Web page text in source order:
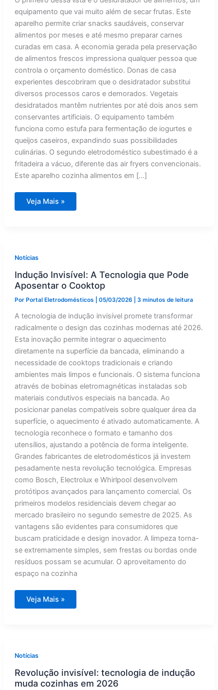
equipamento que vai muito além de secar frutas. Este
aparelho permite criar snacks saudáveis, conservar
alimentos por meses e até mesmo preparar carnes
curadas em casa. A economia gerada pela preservação
de alimentos frescos impressiona qualquer pessoa que
controla o orçamento doméstico. Donas de casa
experientes descobriram que o desidratador substitui
diversos processos caros e demorados. Vegetais
desidratados mantêm nutrientes por até dois anos sem
conservantes artificiais. O equipamento também
funciona como estufa para fermentação de iogurtes e
queijos caseiros, expandindo suas possibilidades
culinárias. O segundo eletrodoméstico subestimado é a
fritadeira a vácuo, diferente das air fryers convencionais.
Este aparelho cozinha alimentos em […]
3
Aparelhos
Exigentes
Veja Mais »
Notícias
Indução Invisível: A Tecnologia que Pode
Aposentar o Cooktop
Por Portal Eletrodomésticos 05/03/2026 3 minutos de leitura
A tecnologia de indução invisível promete transformar
radicalmente o design das cozinhas modernas até 2026.
Esta inovação permite integrar o aquecimento
diretamente na superfície da bancada, eliminando a
necessidade de cooktops tradicionais e criando
ambientes mais limpos e funcionais. O sistema funciona
através de bobinas eletromagnéticas instaladas sob
materiais condutivos especiais na bancada. Ao
posicionar panelas compatíveis sobre qualquer área da
superfície, o aquecimento é ativado automaticamente. A
tecnologia reconhece o formato e tamanho dos
utensílios, ajustando a potência de forma inteligente.
Grandes fabricantes de eletrodomésticos já investem
pesadamente nesta revolução tecnológica. Empresas
como Bosch, Electrolux e Whirlpool desenvolvem
protótipos avançados para lançamento comercial. Os
primeiros modelos residenciais devem chegar ao
mercado brasileiro no segundo semestre de 2025. As
vantagens são evidentes para consumidores que
buscam praticidade e design inovador. A limpeza torna-
se extremamente simples, sem frestas ou bordas onde
resíduos possam se acumular. O aproveitamento do
espaço na cozinha
Indução
Invisível:
Cooktop
Veja Mais »
Notícias
Revolução invisível: tecnologia de indução
muda cozinhas em 2026